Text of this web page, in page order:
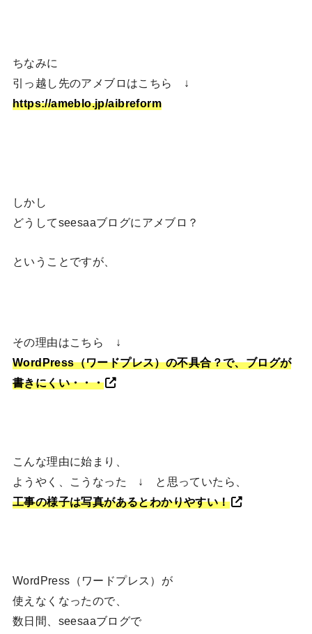
ちなみに
引っ越し先のアメブロはこちら ↓
https://ameblo.jp/aibreform
しかし
どうしてseesaaブログにアメブロ？
ということですが、
その理由はこちら ↓
WordPress（ワードプレス）の不具合？で、ブログが
書きにくい・・・
こんな理由に始まり、
ようやく、こうなった ↓ と思っていたら、
工事の様子は写真があるとわかりやすい！
WordPress（ワードプレス）が
使えなくなったので、
数日間、seesaaブログで